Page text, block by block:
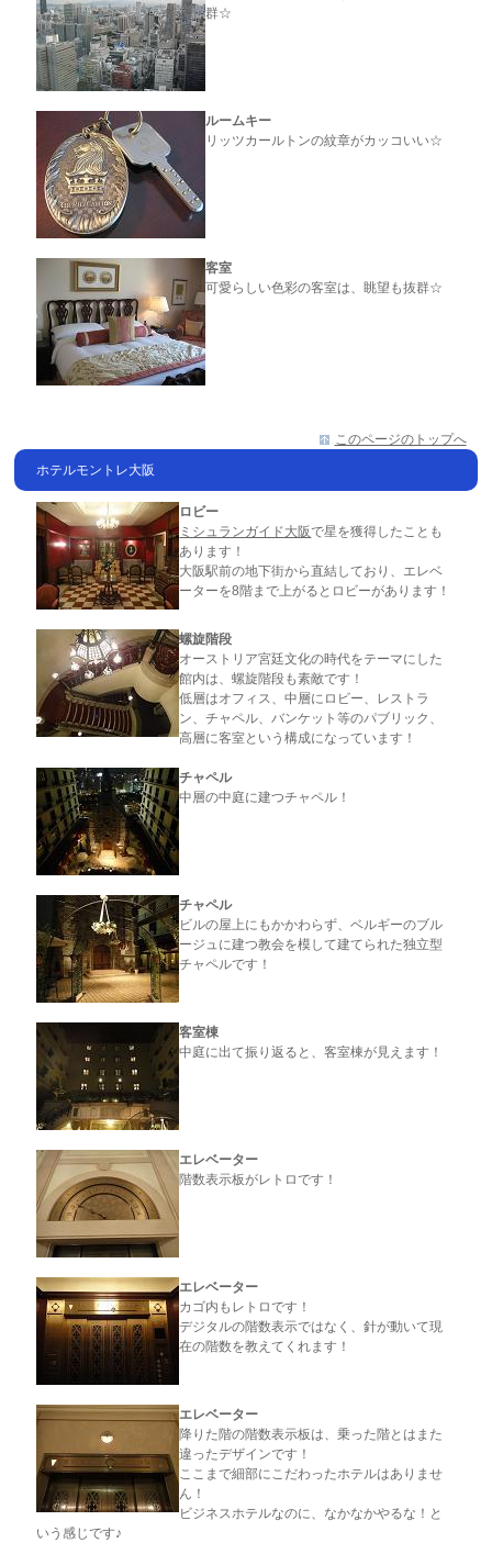
群☆
ルームキー
リッツカールトンの紋章がカッコいい☆
客室
可愛らしい色彩の客室は、眺望も抜群☆
このページのトップへ
ホテルモントレ大阪
ロビー
ミシュランガイド大阪で星を獲得したことも
あります！
大阪駅前の地下街から直結しており、エレベ
ーターを8階まで上がるとロビーがあります！
螺旋階段
オーストリア宮廷文化の時代をテーマにした
館内は、螺旋階段も素敵です！
低層はオフィス、中層にロビー、レストラ
ン、チャペル、バンケット等のパブリック、
高層に客室という構成になっています！
チャペル
中層の中庭に建つチャペル！
チャペル
ビルの屋上にもかかわらず、ベルギーのブル
ージュに建つ教会を模して建てられた独立型
チャペルです！
客室棟
中庭に出て振り返ると、客室棟が見えます！
エレベーター
階数表示板がレトロです！
エレベーター
カゴ内もレトロです！
デジタルの階数表示ではなく、針が動いて現
在の階数を教えてくれます！
エレベーター
降りた階の階数表示板は、乗った階とはまた
違ったデザインです！
ここまで細部にこだわったホテルはありませ
ん！
ビジネスホテルなのに、なかなかやるな！と
いう感じです♪